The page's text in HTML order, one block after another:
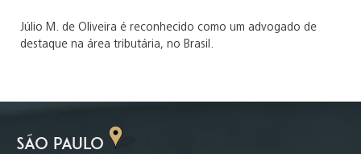
Júlio M. de Oliveira é reconhecido como um advogado de
destaque na área tributária, no Brasil.
SÃO PAULO